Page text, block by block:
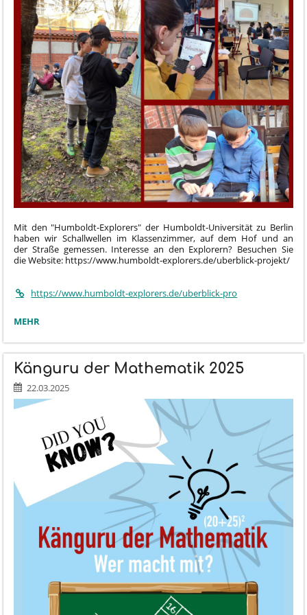
Mit den "Humboldt-Explorers" der Humboldt-Universität zu Berlin
haben wir Schallwellen im Klassenzimmer, auf dem Hof und an
der Straße gemessen. Interesse an den Explorern? Besuchen Sie
die Website: https://www.humboldt-explorers.de/uberblick-projekt/
https://www.humboldt-explorers.de/uberblick-pro
DIE
EXPLORER
DER
LBZ:
MEHR
Känguru der Mathematik 2025
22.03.2025